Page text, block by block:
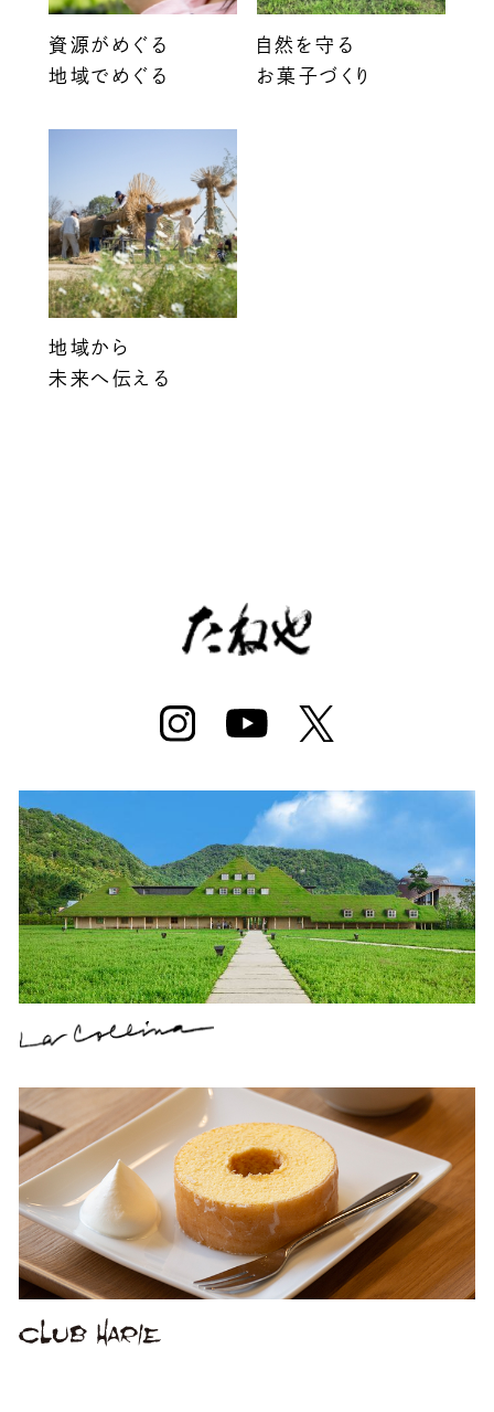
資源がめぐる
地域でめぐる
自然を守る
お菓子づくり
地域から
未来へ伝える